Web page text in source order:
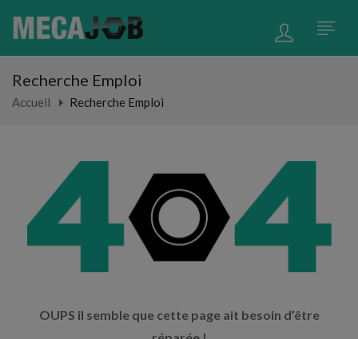
Recherche Emploi
Accueil Recherche Emploi
OUPS il semble que cette page ait besoin d’être